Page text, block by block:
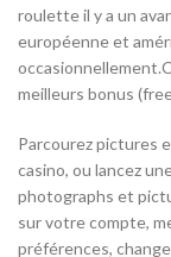
roulette il y a un
européenne et
meilleurs bonus
Parcourez pictures
casino, ou lancez
photographs et
sur votre compte,
préférences,